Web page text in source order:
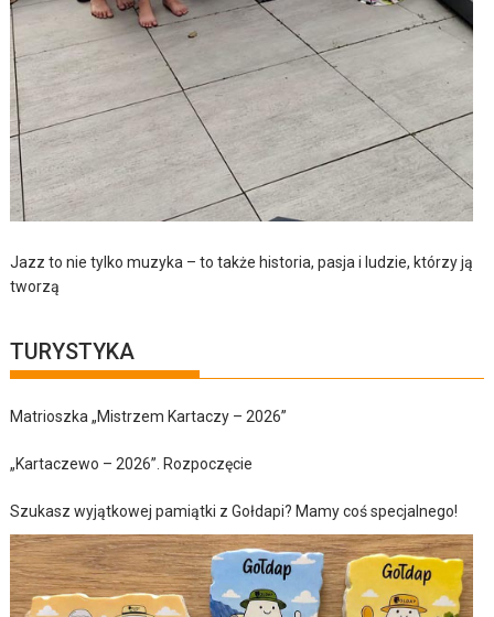
Jazz to nie tylko muzyka – to także historia, pasja i ludzie, którzy ją
tworzą
TURYSTYKA
Matrioszka „Mistrzem Kartaczy – 2026”
„Kartaczewo – 2026”. Rozpoczęcie
Szukasz wyjątkowej pamiątki z Gołdapi? Mamy coś specjalnego!